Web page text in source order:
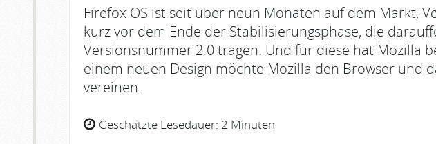
Firefox OS ist seit über neun Monaten auf dem Markt,
kurz vor dem Ende der Stabilisierungsphase, die
Versionsnummer 2.0 tragen. Und für diese hat Mozilla
einem neuen Design möchte Mozilla den Browser und
vereinen.
Geschätzte Lesedauer: 2 Minuten